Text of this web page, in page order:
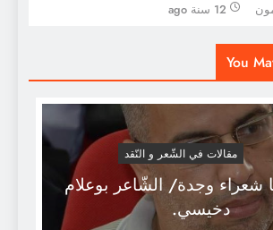
12 سنة ago
You
مقالات في الشّعر و النّقد
شعراء وجدة/ الشّاعر بوعلام
دخيسي.